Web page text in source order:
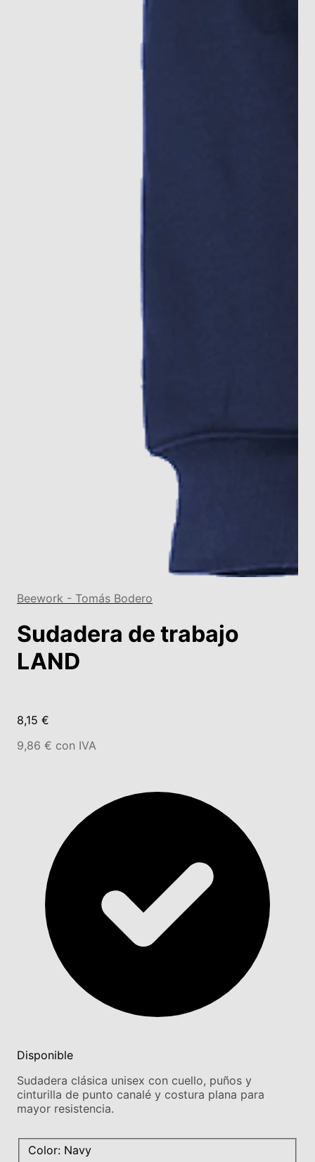
Beework - Tomás Bodero
Sudadera de trabajo
LAND
8,15 €
9,86 € con IVA
Disponible
Sudadera clásica unisex con cuello, puños y
cinturilla de punto canalé y costura plana para
mayor resistencia.
Color: Navy